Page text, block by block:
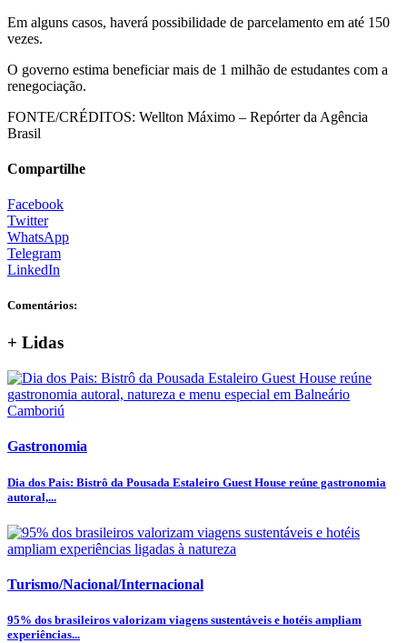
Em alguns casos, haverá possibilidade de parcelamento em até 150
vezes.
O governo estima beneficiar mais de 1 milhão de estudantes com a
renegociação.
FONTE/CRÉDITOS: Wellton Máximo – Repórter da Agência
Brasil
Compartilhe
Facebook
Twitter
WhatsApp
Telegram
LinkedIn
Comentários:
+ Lidas
Gastronomia
Dia dos Pais: Bistrô da Pousada Estaleiro Guest House reúne gastronomia
autoral,...
Turismo/Nacional/Internacional
95% dos brasileiros valorizam viagens sustentáveis e hotéis ampliam
experiências...